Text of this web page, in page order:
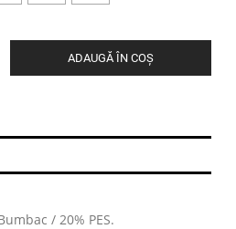
ADAUGĂ ÎN COȘ
/ 20% PES.